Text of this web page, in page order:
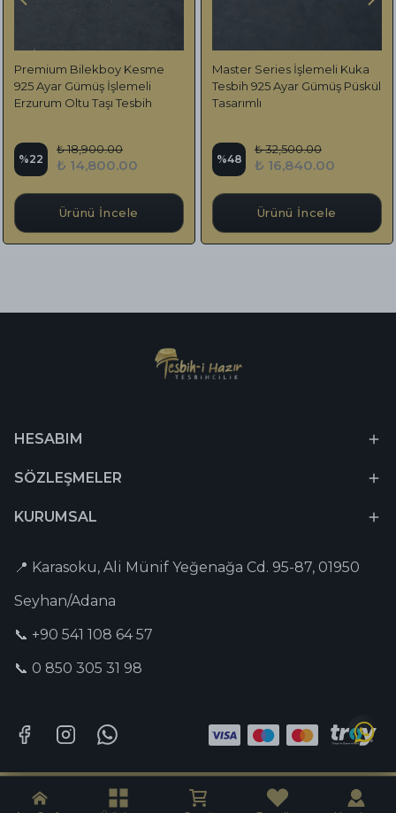
Premium Bilekboy Kesme
925 Ayar Gümüş İşlemeli
Erzurum Oltu Taşı Tesbih
%22
₺ 18,900.00
₺ 14,800.00
Ürünü İncele
Master Series İşlemeli Kuka
Tesbih 925 Ayar Gümüş Püskül
Tasarımlı
%48
₺ 32,500.00
₺ 16,840.00
Ürünü İncele
HESABIM
SÖZLEŞMELER
KURUMSAL
📍 Karasoku, Ali Münif Yeğenağa Cd. 95-87, 01950
Seyhan/Adana
📞 +90 541 108 64 57
📞 0 850 305 31 98
Tesbih-i Hazır © 2026 Tüm Hakları Saklıdır. | Captain Digital •Dijital